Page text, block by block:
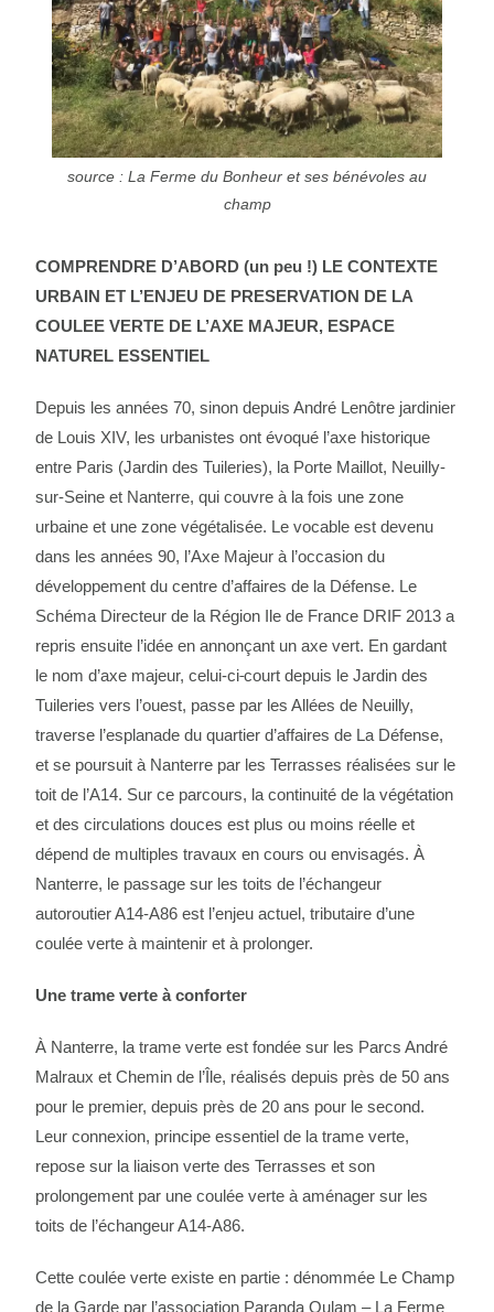
source : La Ferme du Bonheur et ses bénévoles au
champ
COMPRENDRE D’ABORD (un peu !) LE CONTEXTE
URBAIN ET L’ENJEU DE PRESERVATION DE LA
COULEE VERTE DE L’AXE MAJEUR, ESPACE
NATUREL ESSENTIEL
Depuis les années 70, sinon depuis André Lenôtre jardinier
de Louis XIV, les urbanistes ont évoqué l’axe historique
entre Paris (Jardin des Tuileries), la Porte Maillot, Neuilly-
sur-Seine et Nanterre, qui couvre à la fois une zone
urbaine et une zone végétalisée. Le vocable est devenu
dans les années 90, l’Axe Majeur à l’occasion du
développement du centre d’affaires de la Défense. Le
Schéma Directeur de la Région Ile de France DRIF 2013 a
repris ensuite l’idée en annonçant un axe vert. En gardant
le nom d’axe majeur, celui-ci court depuis le Jardin des
Tuileries vers l’ouest, passe par les Allées de Neuilly,
traverse l’esplanade du quartier d’affaires de La Défense,
et se poursuit à Nanterre par les Terrasses réalisées sur le
toit de l’A14. Sur ce parcours, la continuité de la végétation
et des circulations douces est plus ou moins réelle et
dépend de multiples travaux en cours ou envisagés. À
Nanterre, le passage sur les toits de l’échangeur
autoroutier A14-A86 est l’enjeu actuel, tributaire d’une
coulée verte à maintenir et à prolonger.
Une trame verte à conforter
À Nanterre, la trame verte est fondée sur les Parcs André
Malraux et Chemin de l’Île, réalisés depuis près de 50 ans
pour le premier, depuis près de 20 ans pour le second.
Leur connexion, principe essentiel de la trame verte,
repose sur la liaison verte des Terrasses et son
prolongement par une coulée verte à aménager sur les
toits de l’échangeur A14-A86.
Cette coulée verte existe en partie : dénommée Le Champ
de la Garde par l’association Paranda Oulam – La Ferme